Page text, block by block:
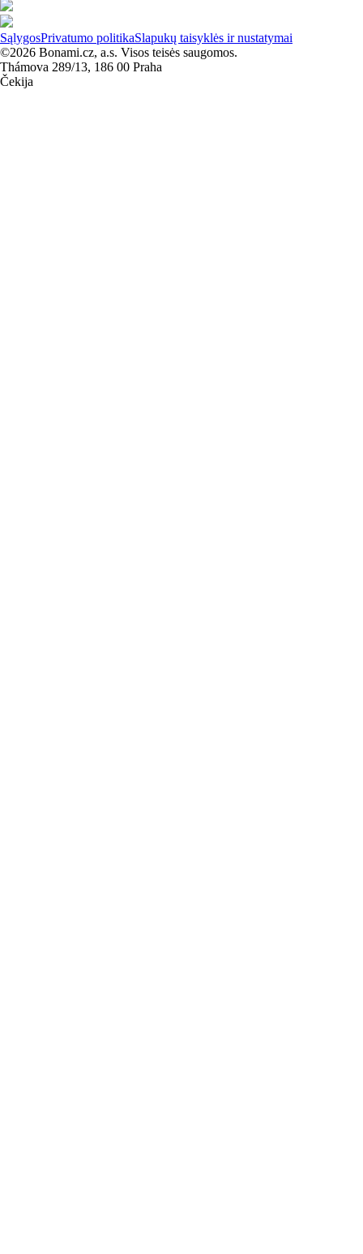
SąlygosPrivatumo politikaSlapukų taisyklės ir nustatymai
©2026 Bonami.cz, a.s. Visos teisės saugomos.
Thámova 289/13, 186 00 Praha
Čekija